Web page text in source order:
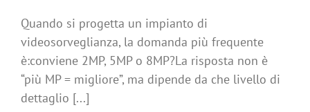
Quando si progetta un impianto di
videosorveglianza, la domanda più frequente
è:conviene 2MP, 5MP o 8MP?La risposta non è
“più MP = migliore”, ma dipende da che livello di
dettaglio [...]